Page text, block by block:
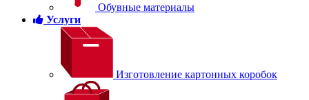
Обувные материалы
Услуги
Изготовление картонных коробок